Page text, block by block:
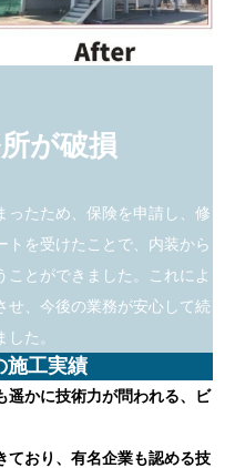
が破損
ったため、保険を申請し、修
トを受けたことで、内装から
とができました。これによ
せ、今後の業務が安心して続
た。
施工実績
遥かに技術力が問われる、ビ
ており、有名企業も認める技